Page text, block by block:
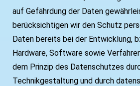
auf Gefährdung der Daten
berücksichtigen wir den Schutz
Daten bereits bei der Entwicklung,
Hardware, Software sowie
dem Prinzip des Datenschutzes
Technikgestaltung und durch